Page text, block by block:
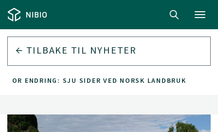
TILBAKE TIL NYHETER
ENDRING: SJU SIDER VED NORSK LANDBRUK